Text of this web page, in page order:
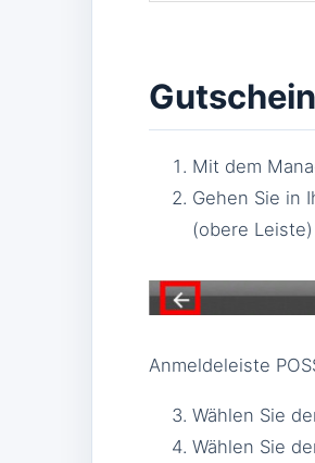
Mit dem
Gehen Sie in
(obere Leiste)
Anmeldeleiste
Wählen Sie
Wählen Sie